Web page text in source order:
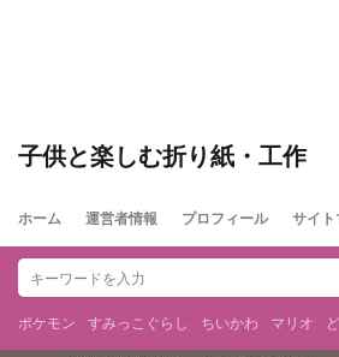
子供と楽しむ折り紙・工作
ホーム 運営者情報 プロフィール サイト
ポケモン すみっこぐらし ちいかわ マリオ